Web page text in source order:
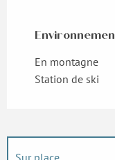
En montagne
Station de ski
Sur place